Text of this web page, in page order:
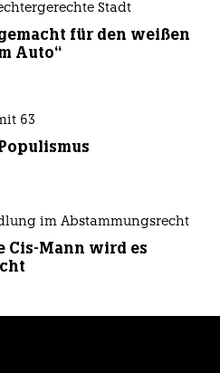
Stadt
für den weißen
Auto“
63
im Abstammungsrecht
Cis-Mann wird es